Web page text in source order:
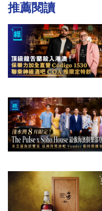
推薦閱讀